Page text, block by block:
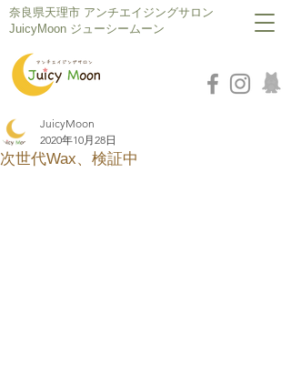
​奈良県天理市 アンチエイジングサロン
JuicyMoon ジューシームーン
次世代Wax、検証中
JuicyMoon
2020年10月28日